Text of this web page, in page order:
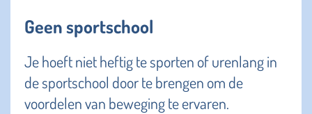
Geen sportschool
Je hoeft niet heftig te sporten of urenlang in
de sportschool door te brengen om de
voordelen van beweging te ervaren.